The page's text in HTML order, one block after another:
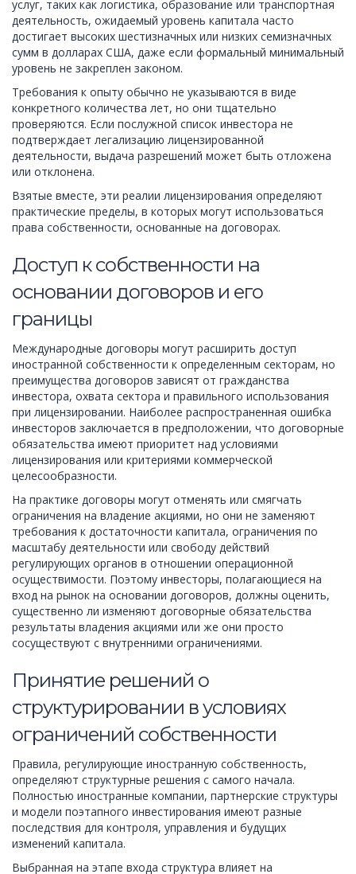
услуг, таких как логистика, образование или транспортная
деятельность, ожидаемый уровень капитала часто
достигает высоких шестизначных или низких семизначных
сумм в долларах США, даже если формальный минимальный
уровень не закреплен законом.
Требования к опыту обычно не указываются в виде
конкретного количества лет, но они тщательно
проверяются. Если послужной список инвестора не
подтверждает легализацию лицензированной
деятельности, выдача разрешений может быть отложена
или отклонена.
Взятые вместе, эти реалии лицензирования определяют
практические пределы, в которых могут использоваться
права собственности, основанные на договорах.
Доступ к собственности на
основании договоров и его
границы
Международные договоры могут расширить доступ
иностранной собственности к определенным секторам, но
преимущества договоров зависят от гражданства
инвестора, охвата сектора и правильного использования
при лицензировании. Наиболее распространенная ошибка
инвесторов заключается в предположении, что договорные
обязательства имеют приоритет над условиями
лицензирования или критериями коммерческой
целесообразности.
На практике договоры могут отменять или смягчать
ограничения на владение акциями, но они не заменяют
требования к достаточности капитала, ограничения по
масштабу деятельности или свободу действий
регулирующих органов в отношении операционной
осуществимости. Поэтому инвесторы, полагающиеся на
вход на рынок на основании договоров, должны оценить,
существенно ли изменяют договорные обязательства
результаты владения акциями или же они просто
сосуществуют с внутренними ограничениями.
Принятие решений о
структурировании в условиях
ограничений собственности
Правила, регулирующие иностранную собственность,
определяют структурные решения с самого начала.
Полностью иностранные компании, партнерские структуры
и модели поэтапного инвестирования имеют разные
последствия для контроля, управления и будущих
изменений капитала.
Выбранная на этапе входа структура влияет на